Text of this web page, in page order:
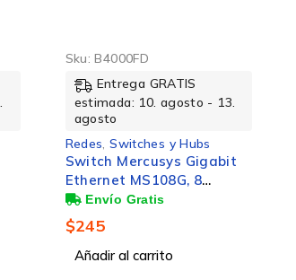
Sku:B4000FD
Entrega GRATIS
estimada: 10. agosto - 13.
agosto
Redes ,Switches y Hubs
Switch Mercusys Gigabit
Ethernet MS108G, 8
Puertos 10/100/1000Mbps
- No Administrable
$245
Añadir al carrito